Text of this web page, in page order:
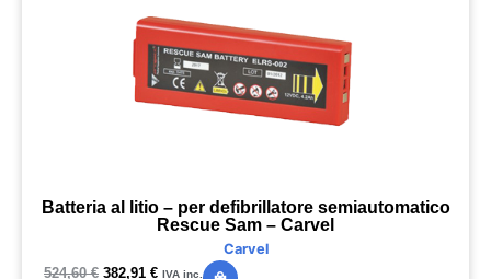
Batteria al litio – per defibrillatore semiautomatico
Rescue Sam – Carvel
Carvel
524,60€ 382,91 € IVA inc.